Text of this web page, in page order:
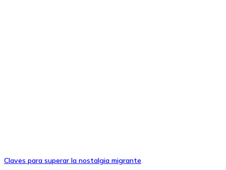
Claves para superar la nostalgia migrante